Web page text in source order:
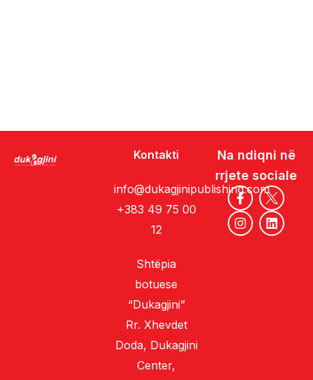
Kontakti
info@dukagjinipublishing.com
+383 49 75 00
12
Shtëpia
botuese
“Dukagjini”
Rr. Xhevdet
Doda, Dukagjini
Center,
Na ndiqni në
rrjete sociale